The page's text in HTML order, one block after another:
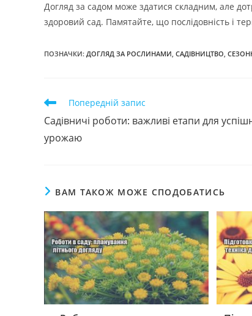
Догляд за садом може здатися складним, але
здоровий сад. Памятайте, що послідовність і
ПОЗНАЧКИ: ДОГЛЯД ЗА РОСЛИНАМИ, САДІВНИЦТВО,
Прочитати
статей
Попередній запис
Садівничі роботи: важливі етапи для
урожаю
ВАМ ТАКОЖ МОЖЕ СПОДОБАТИСЬ